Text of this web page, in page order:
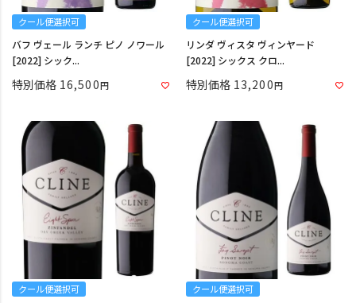
クール便選択可
バフ ヴェール ランチ ピノ ノワール
[2022] シック...
特別価格 16,500
クール便選択可
リンダ ヴィスタ ヴィンヤード
[2022] シックス クロ...
特別価格 13,200
クール便選択可 クール便選択可